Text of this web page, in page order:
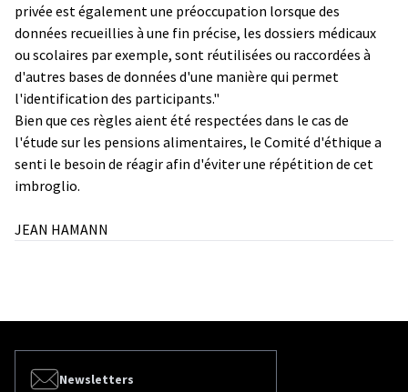
privée est également une préoccupation lorsque des
données recueillies à une fin précise, les dossiers médicaux
ou scolaires par exemple, sont réutilisées ou raccordées à
d'autres bases de données d'une manière qui permet
l'identification des participants."
Bien que ces règles aient été respectées dans le cas de
l'étude sur les pensions alimentaires, le Comité d'éthique a
senti le besoin de réagir afin d'éviter une répétition de cet
imbroglio.
JEAN HAMANN
Newsletters